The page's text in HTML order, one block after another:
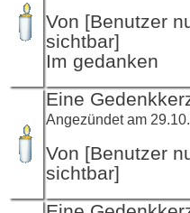
Von [Benutzer
sichtbar]
Im gedanken
Eine
Angezündet am
Von [Benutzer
sichtbar]